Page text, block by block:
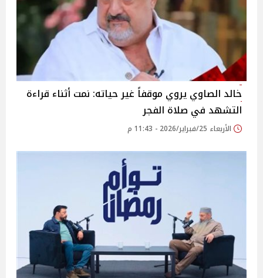
خالد الصاوي يروي موقفاً غير حياته: نمت أثناء قراءة
التشهد في صلاة الفجر
الأربعاء 25/فبراير/2026 - 11:43 م